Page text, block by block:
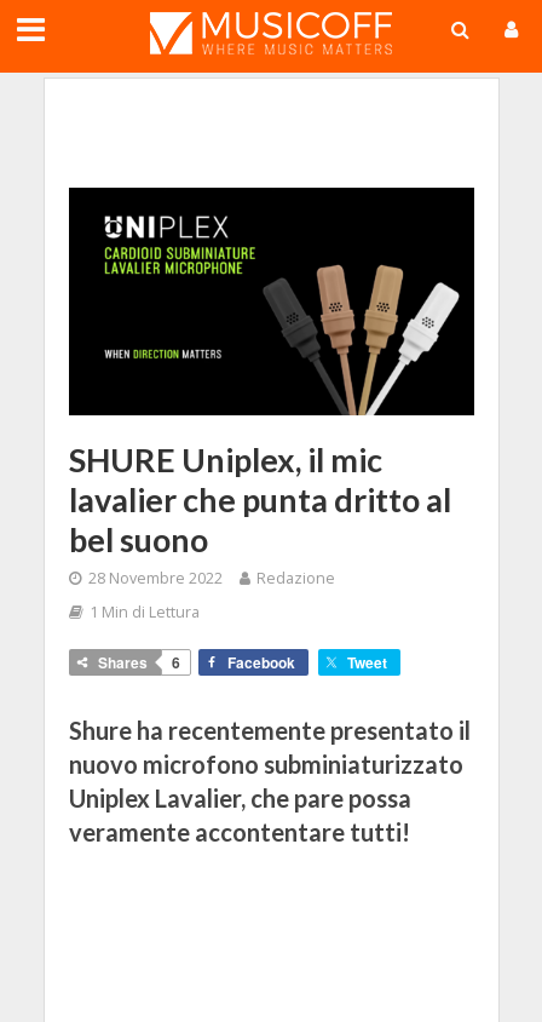
SHURE Uniplex, il mic
lavalier che punta dritto al
bel suono
28 Novembre 2022
Redazione
1 Min di Lettura
Shares 6 Facebook Tweet
Shure ha recentemente presentato il
nuovo microfono subminiaturizzato
Uniplex Lavalier, che pare possa
veramente accontentare tutti!